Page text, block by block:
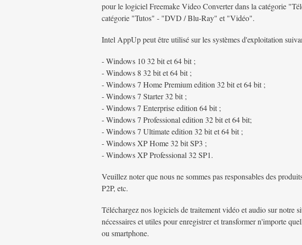
pour le logiciel Freemake Video Converter dans la catégorie
catégorie "Tutos" - "DVD / Blu-Ray" et "Vidéo".
Intel AppUp peut être utilisé sur les systèmes d'exploitation
- Windows 10 32 bit et 64 bit ;
- Windows 8 32 bit et 64 bit ;
- Windows 7 Home Premium edition 32 bit et 64 bit ;
- Windows 7 Starter 32 bit ;
- Windows 7 Enterprise edition 64 bit ;
- Windows 7 Professional edition 32 bit et 64 bit;
- Windows 7 Ultimate edition 32 bit et 64 bit ;
- Windows XP Home 32 bit SP3 ;
- Windows XP Professional 32 SP1.
Veuillez noter que nous ne sommes pas responsables des
P2P, etc.
Téléchargez nos logiciels de traitement vidéo et audio sur notre
nécessaires et utiles pour enregistrer et transformer n'importe
ou smartphone.